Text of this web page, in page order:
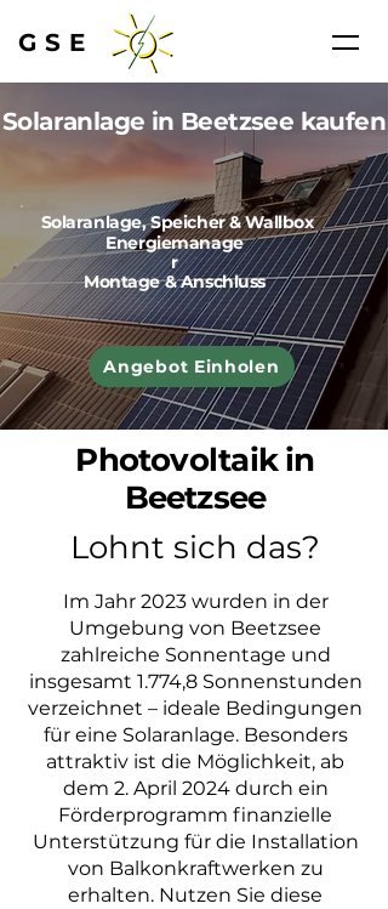
GSE
Solaranlage in Beetzsee kaufen
Solaranlage, Speicher & Wallbox
Energiemanage
r
Montage & Anschluss
Angebot Einholen
Photovoltaik in
Beetzsee
Lohnt sich das?
Im Jahr 2023 wurden in der
Umgebung von Beetzsee
zahlreiche Sonnentage und
insgesamt 1.774,8 Sonnenstunden
verzeichnet – ideale Bedingungen
für eine Solaranlage. Besonders
attraktiv ist die Möglichkeit, ab
dem 2. April 2024 durch ein
Förderprogramm finanzielle
Unterstützung für die Installation
von Balkonkraftwerken zu
erhalten. Nutzen Sie diese